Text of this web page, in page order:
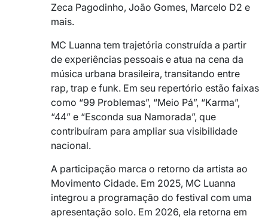
Zeca Pagodinho, João Gomes, Marcelo D2 e
mais.
MC Luanna tem trajetória construída a partir
de experiências pessoais e atua na cena da
música urbana brasileira, transitando entre
rap, trap e funk. Em seu repertório estão faixas
como “99 Problemas”, “Meio Pá”, “Karma”,
“44” e “Esconda sua Namorada”, que
contribuíram para ampliar sua visibilidade
nacional.
A participação marca o retorno da artista ao
Movimento Cidade. Em 2025, MC Luanna
integrou a programação do festival com uma
apresentação solo. Em 2026, ela retorna em